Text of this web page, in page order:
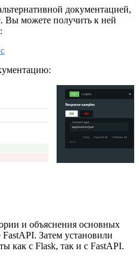
документацией,
Вы можете получить к ней
и объяснения основных
Затем установили
как с Flask, так и с FastAPI.